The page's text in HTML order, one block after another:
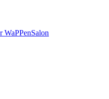
WaPPenSalon